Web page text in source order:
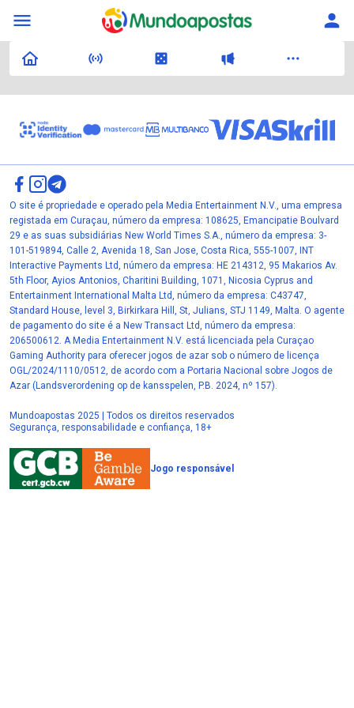
O site é propriedade e operado pela Media Entertainment N.V., uma empresa
registada em Curaçau, número da empresa: 108625, Emancipatie Boulvard
29 e as suas subsidiárias New World Times S.A., número da empresa: 3-
101-519894, Calle 2, Avenida 18, San Jose, Costa Rica, 555-1007, INT
Interactive Payments Ltd, número da empresa: HE 214312, 95 Makarios Av.
5th Floor, Ayios Antonios, Charitini Building, 1071, Nicosia Cyprus and
Entertainment International Malta Ltd, número da empresa: C43747,
Standard House, level 3, Birkirkara Hill, St, Julians, STJ 1149, Malta. O agente
de pagamento do site é a New Transact Ltd, número da empresa:
206500612. A Media Entertainment N.V. está licenciada pela Curaçao
Gaming Authority para oferecer jogos de azar sob o número de licença
OGL/2024/1110/0512, de acordo com a Portaria Nacional sobre Jogos de
Azar (Landsverordening op de kansspelen, P.B. 2024, nº 157).
Mundoapostas 2025 | Todos os direitos reservados
Segurança, responsabilidade e confiança, 18+
Jogo responsável